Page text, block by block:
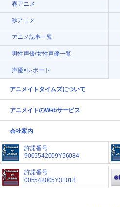
春アニメ
秋アニメ
アニメ記事一覧
男性声優/女性声優一覧
声優×レポート
アニメイトタイムズについて
アニメイトのWebサービス
会社案内
許諾番号
9005542009Y56084
許諾番号
005542005Y31018